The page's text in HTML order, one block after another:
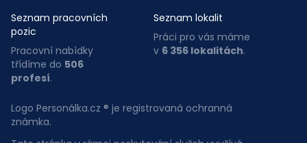
Seznam pracovních
pozic
Pracovní nabídky
třídíme do 506
profesí.
Seznam lokalit
Práci pro vás máme
v 6 356 lokalitách.
Logo Personálka.cz ® je registrovaná ochranná
známka.